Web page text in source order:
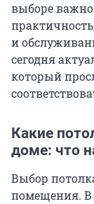
выборе важно
и
сегодня
который
Какие
доме: что
Выбор
помещения. В